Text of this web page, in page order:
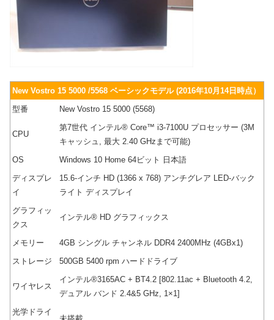
New Vostro 15 5000 /5568 ベーシックモデル (2016年10月14日時点）
型番
New Vostro 15 5000 (5568)
CPU
第7世代 インテル® Core™ i3-7100U プロセッサー (3M
キャッシュ, 最大 2.40 GHzまで可能)
OS
Windows 10 Home 64ビット 日本語
ディスプレ
イ
15.6-インチ HD (1366 x 768) アンチグレア LED-バック
ライト ディスプレイ
グラフィッ
クス
インテル® HD グラフィックス
メモリー
4GB シングル チャンネル DDR4 2400MHz (4GBx1)
ストレージ
500GB 5400 rpm ハードドライブ
ワイヤレス
インテル®3165AC + BT4.2 [802.11ac + Bluetooth 4.2,
デュアル バンド 2.4&5 GHz, 1×1]
光学ドライ